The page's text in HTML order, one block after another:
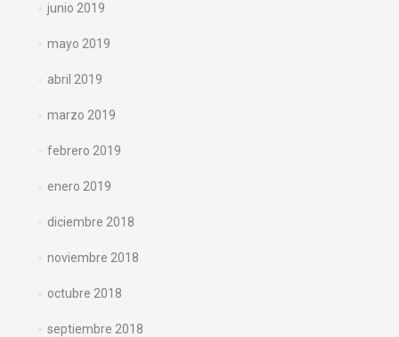
junio 2019
mayo 2019
abril 2019
marzo 2019
febrero 2019
enero 2019
diciembre 2018
noviembre 2018
octubre 2018
septiembre 2018